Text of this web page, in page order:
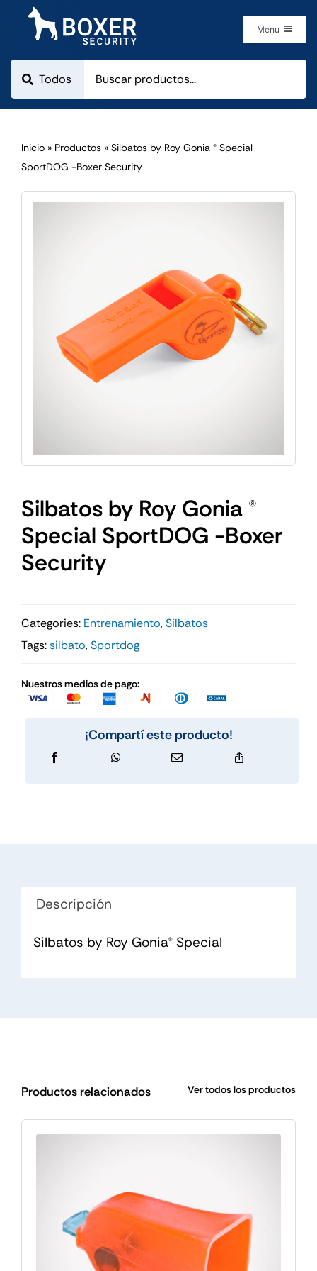
Menu
Boxer Security
Categorias
Empresa
Contacto
Inicio » Productos » Silbatos by Roy Gonia ® Special
SportDOG -Boxer Security
Silbatos by Roy Gonia ®
Special SportDOG -Boxer
Security
Categories: Entrenamiento,Silbatos
Tags:silbato,Sportdog
Nuestros medios de pago:
¡Compartí este producto!
Descripción
Silbatos by Roy Gonia® Special
Productos relacionados Ver todos los productos